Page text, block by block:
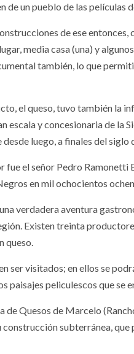
de un pueblo de las películas
de ese
media casa (una) y
también, lo que
el queso, tuvo también la
escala y concesionaria de la
luego, a finales del
fue el señor Pedro
en mil ochocientos
verdadera aventura
Existen treinta
queso.
ser visitados; en ellos se
paisajes peliculescos que se
Quesos de Marcelo
subterránea,